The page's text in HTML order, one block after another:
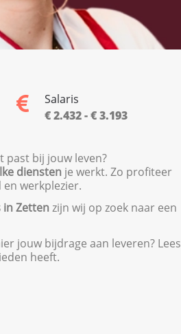
Salaris
€ 2.432 - € 3.193
past bij jouw leven?
diensten je werkt. Zo profiteer
werkplezier.
Zettenzijn wij op zoek naar een
jouw bijdrage aan leveren? Lees
heeft.